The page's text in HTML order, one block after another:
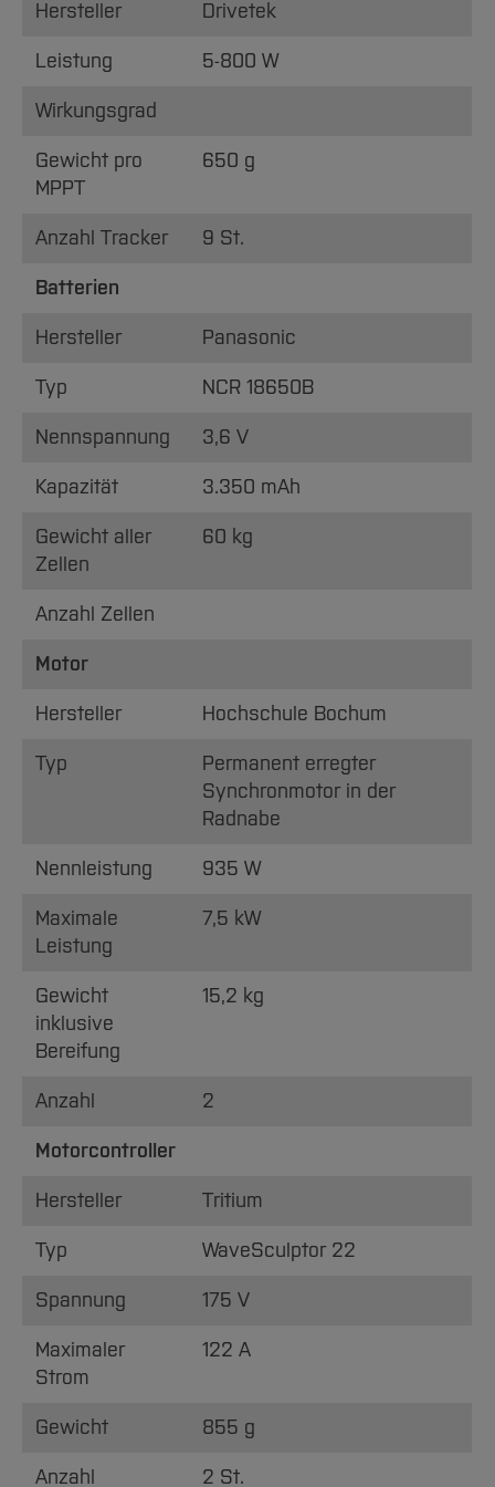
Hersteller Drivetek
Leistung 5-800 W
Wirkungsgrad
Gewicht pro
MPPT
650 g
Anzahl Tracker 9 St.
Batterien
Hersteller Panasonic
Typ NCR 18650B
Nennspannung 3,6 V
Kapazität 3.350 mAh
Gewicht aller
Zellen
60 kg
Anzahl Zellen
Motor
Hersteller Hochschule Bochum
Typ
Permanent erregter
Synchronmotor in der
Radnabe
Nennleistung 935 W
Maximale
Leistung
7,5 kW
Gewicht
inklusive
Bereifung
15,2 kg
Anzahl 2
Motorcontroller
Hersteller Tritium
Typ WaveSculptor 22
Spannung 175 V
Maximaler
Strom
122 A
Gewicht 855 g
Anzahl 2 St.